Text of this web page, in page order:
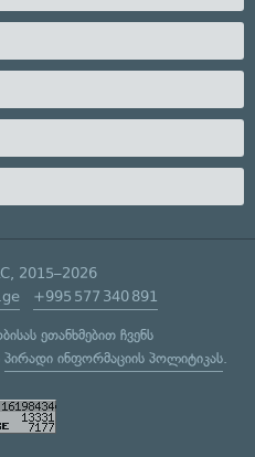
2015–2026
+995 577 340 891
ეთანხმებით ჩვენს
პირადი ინფორმაციის პოლიტიკას.